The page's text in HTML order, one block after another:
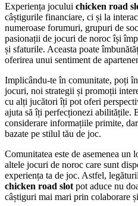
Experiența jocului chicken road
câștigurile financiare, ci și la
numeroase forumuri, grupuri de
pasionații de jocuri de noroc își
și sfaturile. Aceasta poate
oferirea unui sentiment de
Implicându-te în comunitate, poți
jocuri, noi strategii și promoții
cu alți jucători îți pot oferi
ajuta să îți perfecționezi abilitățile.
considerare informațiile primite,
bazate pe stilul tău de joc.
Comunitatea este de asemenea
altele jocuri de noroc care sunt
experiența ta de joc. Astfel,
chicken road slot pot aduce nu
câștiguri mai mari prin colaborare